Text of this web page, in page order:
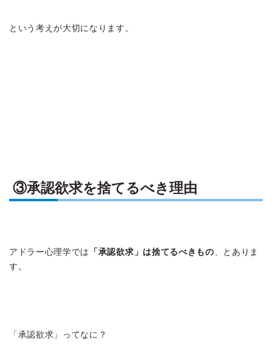
という考えが大切になります。
③承認欲求を捨てるべき理由
アドラー心理学では 「承認欲求」は捨てるべきもの 、とありま
す。
「承認欲求」ってなに？